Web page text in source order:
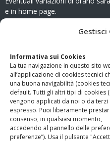
Gestisci
Informativa sui Cookies
La tua navigazione in questo sito
all’applicazione di cookies tecnici
una buona navigabilità (cookies
default. Tutti gli altri tipi di cookies
vengono applicati da noi o da
espresso. Puoi liberamente
consenso, in qualsiasi momento,
accedendo al pannello delle
preferenze”). Usa il pulsante
e in home page.
www.odg.toscana.it – testata
Firenze al nr. 5208 dell’
Giampaolo Marchini – C.F.
LINK UTILI
PagoPA